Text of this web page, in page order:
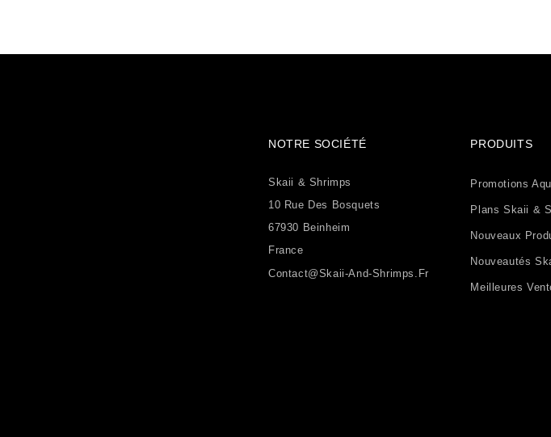
NOTRE SOCIÉTÉ
Skaii & Shrimps
10 Rue Des Bosquets
67930 Beinheim
France
Contact@skaii-And-Shrimps.fr
PRODUITS
Promotions
Plans Skaii &
Nouveaux
Nouveautés
Meilleures